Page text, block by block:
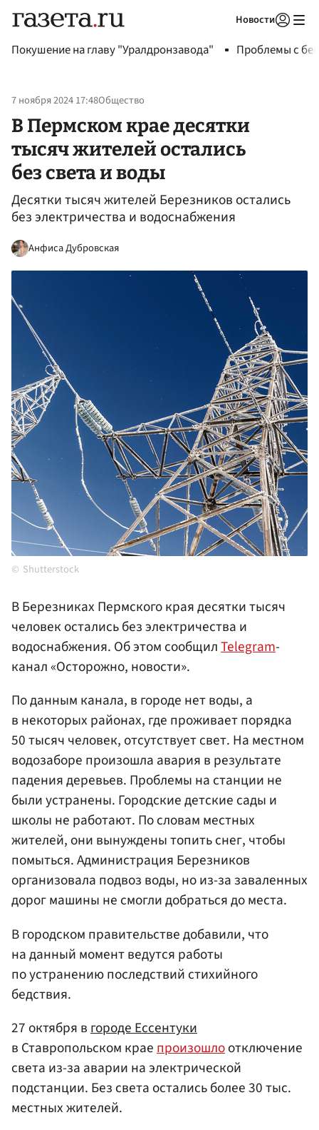
Новости
Покушение на главу "Уралдронзавода" Проблемы с
7 ноября 2024 17:48Общество
В Пермском крае десятки
тысяч жителей остались
без света и воды
Десятки тысяч жителей Березников остались
без электричества и водоснабжения
Анфиса Дубровская
Shutterstock
В Березниках Пермского края десятки тысяч
человек остались без электричества и
водоснабжения. Об этом сообщилTelegram-
канал «Осторожно, новости».
По данным канала, в городе нет воды, а
в некоторых районах, где проживает порядка
50 тысяч человек, отсутствует свет. На местном
водозаборе произошла авария в результате
падения деревьев. Проблемы на станции не
были устранены. Городские детские сады и
школы не работают. По словам местных
жителей, они вынуждены топить снег, чтобы
помыться. Администрация Березников
организовала подвоз воды, но из-за заваленных
дорог машины не смогли добраться до места.
В городском правительстве добавили, что
на данный момент ведутся работы
по устранению последствий стихийного
бедствия.
27 октября вгороде Ессентуки
в Ставропольском краепроизошлоотключение
света из-за аварии на электрической
подстанции. Без света остались более 30 тыс.
местных жителей.